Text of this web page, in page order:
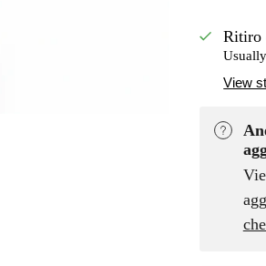
Ritiro
View